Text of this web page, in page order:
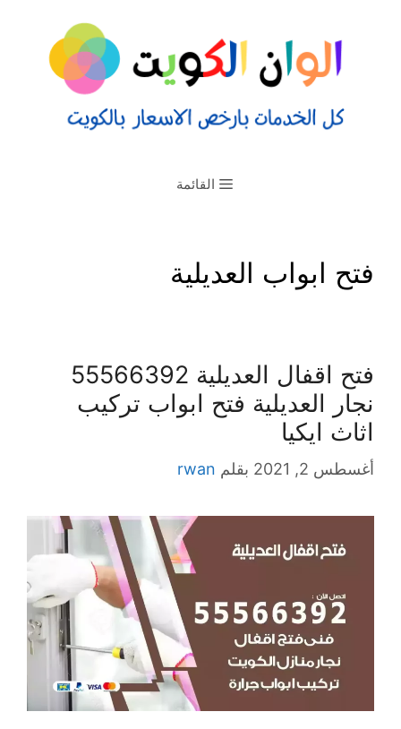
القائمة
فتح ابواب العديلية
فتح اقفال العديلية 55566392
نجار العديلية فتح ابواب تركيب
اثاث ايكيا
أغسطس 2, 2021 بقلم rwan